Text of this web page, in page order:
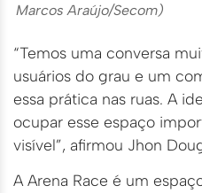
Marcos Araújo/Secom)
“Temos uma conversa
usuários do grau e um
essa prática nas ruas. A
ocupar esse espaço
visível”, afirmou Jhon
A Arena Race é um